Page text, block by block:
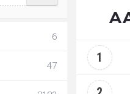
6
47
1